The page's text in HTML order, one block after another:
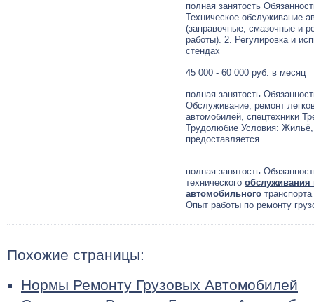
полная занятость
Техническое обслуживание
(заправочные, смазочные и
работы). 2. Регулировка и
стендах
45 000 - 60 000 руб. в месяц
полная занятость
Обслуживание, ремонт
автомобилей, спецтехники
Трудолюбие Условия: Жильё,
предоставляется
полная занятость
технического обслуживания
автомобильного
Опыт работы по ремонту
Похожие страницы:
Нормы Ремонту Грузовых Автомобилей